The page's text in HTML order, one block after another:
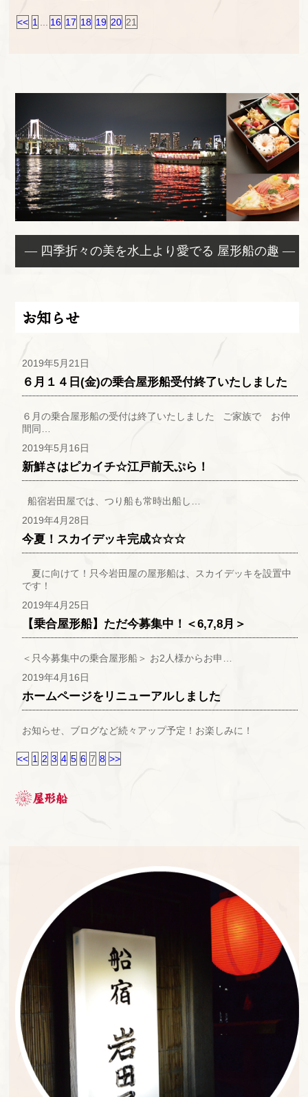
<< 1 16 17 18 19 20 21
— 四季折々の美を水上より愛でる 屋形船の趣 —
お知らせ
2019年5月21日
６月１４日(金)の乗合屋形船受付終了いたしました
６月の乗合屋形船の受付は終了いたしました ご家族で お仲
間同…
2019年5月16日
新鮮さはピカイチ☆江戸前天ぷら！
船宿岩田屋では、つり船も常時出船し…
2019年4月28日
今夏！スカイデッキ完成☆☆☆
夏に向けて！只今岩田屋の屋形船は、スカイデッキを設置中
です！
2019年4月25日
【乗合屋形船】ただ今募集中！＜6,7,8月＞
＜只今募集中の乗合屋形船＞ お2人様からお申…
2019年4月16日
ホームページをリニューアルしました
お知らせ、ブログなど続々アップ予定！お楽しみに！
<< 1 2 3 4 5 6 7 8 >>